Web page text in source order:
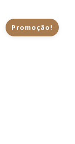
Promoção!